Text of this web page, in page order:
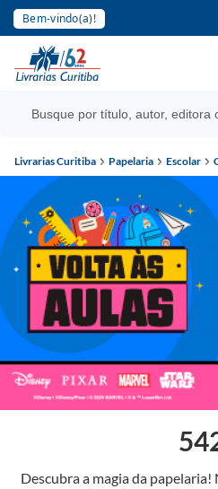
Bem-vindo(a)!
Livrarias Curitiba Papelaria Escolar
Descubra a magia da